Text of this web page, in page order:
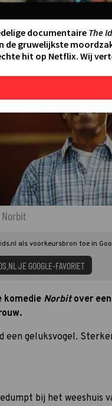
·
Norbit
als voorkeursbron toe in
JE GOOGLE-FAVORIET
komedie Norbitover
een geluksvogel.
bij het weeshuis
documentaire The
de gruwelijkste
hit op Netflix. Wij